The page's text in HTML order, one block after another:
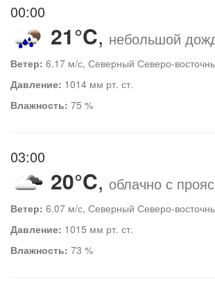
00:00
21°C, небольшой
Ветер: 6.17 м/с, Северный Северо-
Давление: 1014 мм рт. ст.
Влажность: 75 %
03:00
20°C, облачно с
Ветер: 6.07 м/с, Северный Северо-
Давление: 1015 мм рт. ст.
Влажность: 73 %